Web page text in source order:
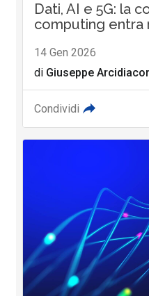
Dati, AI e 5G: la
computing entra
14 Gen 2026
di Giuseppe
Condividi